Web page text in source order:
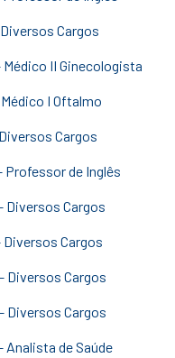
Cargos
Médico II Ginecologista
I Oftalmo
Cargos
Professor de Inglês
Diversos Cargos
Diversos Cargos
Diversos Cargos
Diversos Cargos
Analista de Saúde